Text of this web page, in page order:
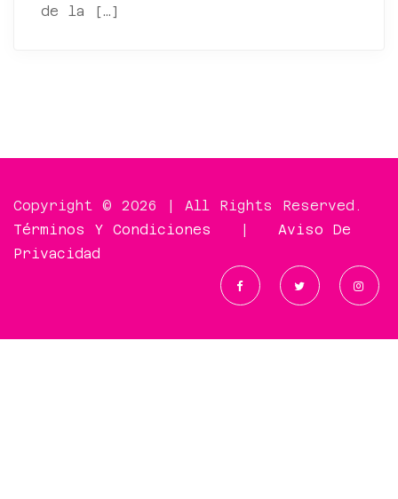
de la […]
Copyright © 2026 | All Rights Reserved.
Términos Y Condiciones
Aviso De
Privacidad